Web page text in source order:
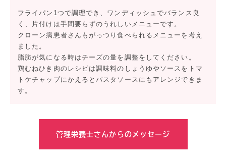
フライパン1つで調理でき、ワンディッシュでバランス良
く、片付けは手間要らずのうれしいメニューです。
クローン病患者さんもがっつり食べられるメニューを考え
ました。
脂肪が気になる時はチーズの量を調整をしてください。
鶏むねひき肉のレシピは調味料のしょうゆやソースをトマ
トケチャップにかえるとパスタソースにもアレンジできま
す。
管理栄養士さんからのメッセージ